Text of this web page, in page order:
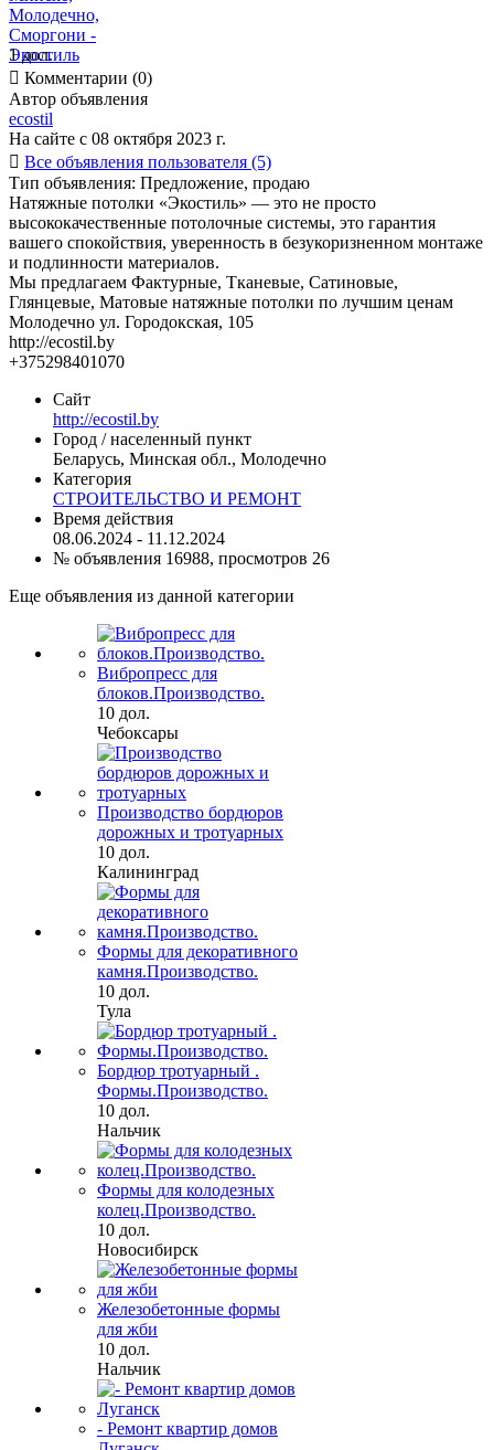
1 дол.
 Комментарии (0)
Автор объявления
ecostil
На сайте с 08 октября 2023 г.
 Все объявления пользователя (5)
Тип объявления: Предложение, продаю
Натяжные потолки «Экостиль» — это не просто
высококачественные потолочные системы, это гарантия
вашего спокойствия, уверенность в безукоризненном монтаже
и подлинности материалов.
Мы предлагаем Фактурные, Тканевые, Сатиновые,
Глянцевые, Матовые натяжные потолки по лучшим ценам
Молодечно ул. Городокская, 105
http://ecostil.by
+375298401070
Сайт
http://ecostil.by
Город / населенный пункт
Беларусь, Минская обл., Молодечно
Категория
СТРОИТЕЛЬСТВО И РЕМОНТ
Время действия
08.06.2024 - 11.12.2024
№ объявления 16988, просмотров 26
Еще объявления из данной категории
Вибропресс для
блоков.Производство.
10 дол.
Чебоксары
Производство бордюров
дорожных и тротуарных
10 дол.
Калининград
Формы для декоративного
камня.Производство.
10 дол.
Тула
Бордюр тротуарный .
Формы.Производство.
10 дол.
Нальчик
Формы для колодезных
колец.Производство.
10 дол.
Новосибирск
Железобетонные формы
для жби
10 дол.
Нальчик
- Ремонт квартир домов